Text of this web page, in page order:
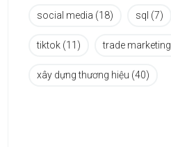
social media (18) sql (7)
tiktok (11) trade marketing
xây dựng thương hiệu (40)